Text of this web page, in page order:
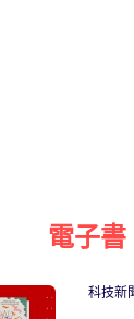
電子書
科技新